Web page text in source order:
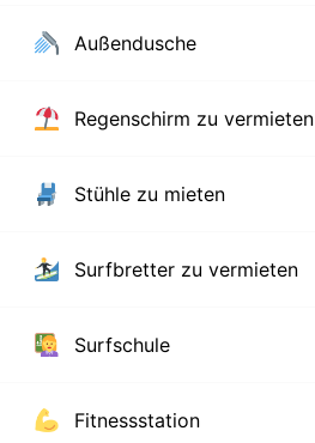
Außendusche
Regenschirm zu vermieten
Stühle zu mieten
Surfbretter zu vermieten
Surfschule
Fitnessstation